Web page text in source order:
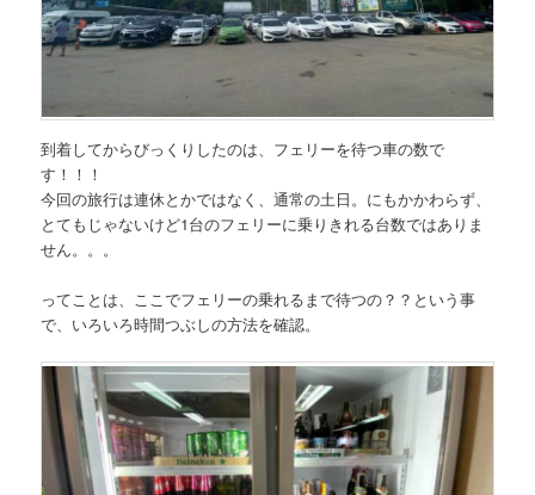
到着してからびっくりしたのは、フェリーを待つ車の数で
す！！！
今回の旅行は連休とかではなく、通常の土日。にもかかわらず、
とてもじゃないけど1台のフェリーに乗りきれる台数ではありま
せん。。。
ってことは、ここでフェリーの乗れるまで待つの？？という事
で、いろいろ時間つぶしの方法を確認。